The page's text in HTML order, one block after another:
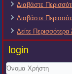
Διαβάστε
Διαβάστε
Δείτε
login